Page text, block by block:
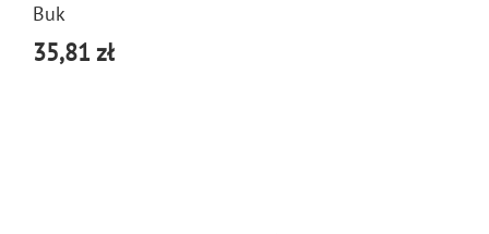
Buk
35,81 zł